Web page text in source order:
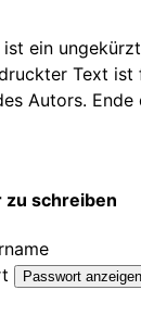
ist ein
Text
Autors. Ende
zu schreiben
Passwort anzeigen